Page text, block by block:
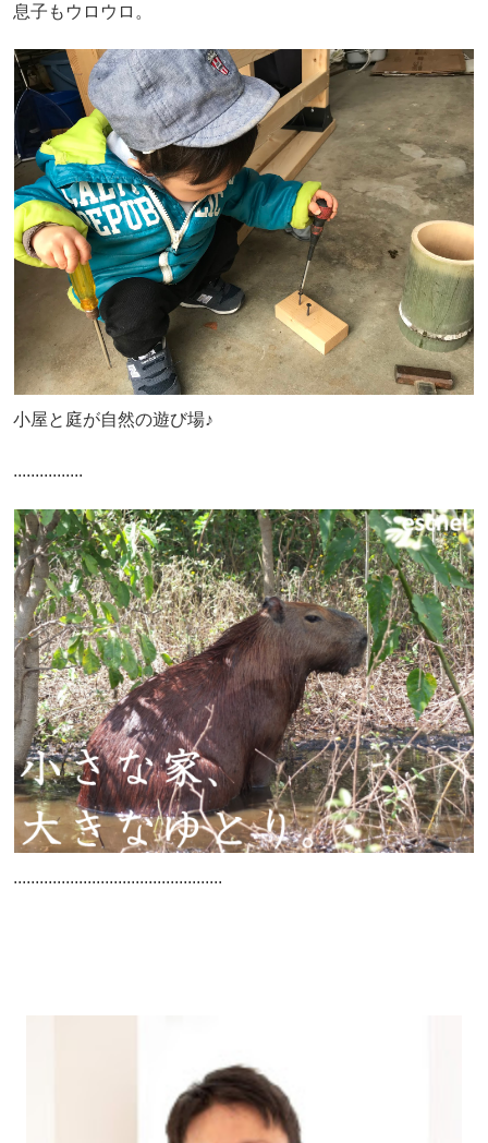
息子もウロウロ。
小屋と庭が自然の遊び場♪
................
................................................